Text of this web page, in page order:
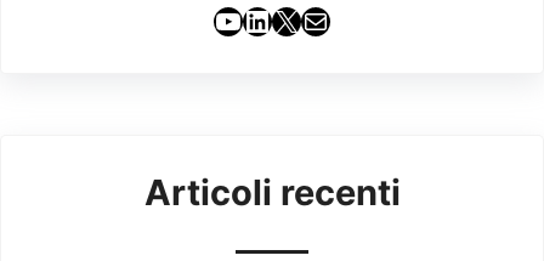
YouTube
LinkedIn
X Email
Articoli recenti